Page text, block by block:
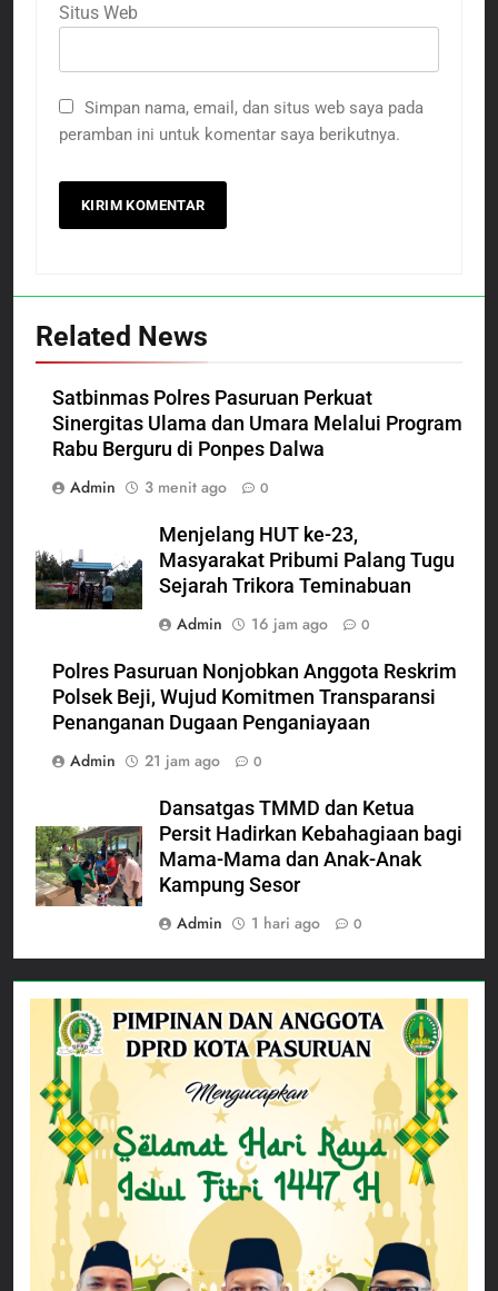
Situs Web
Simpan nama, email, dan situs web saya pada
peramban ini untuk komentar saya berikutnya.
Related News
Satbinmas Polres Pasuruan Perkuat
Sinergitas Ulama dan Umara Melalui Program
Rabu Berguru di Ponpes Dalwa
Admin
3 menit ago 0
Menjelang HUT ke-23,
Masyarakat Pribumi Palang Tugu
Sejarah Trikora Teminabuan
Admin
16 jam ago 0
Polres Pasuruan Nonjobkan Anggota Reskrim
Polsek Beji, Wujud Komitmen Transparansi
Penanganan Dugaan Penganiayaan
Admin
21 jam ago 0
Dansatgas TMMD dan Ketua
Persit Hadirkan Kebahagiaan bagi
Mama-Mama dan Anak-Anak
Kampung Sesor
Admin
1 hari ago 0